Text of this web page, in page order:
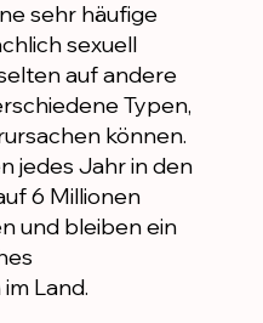
sehr häufige
sexuell
auf andere
Typen,
können.
jedes Jahr in den
6 Millionen
und bleiben ein
Land.